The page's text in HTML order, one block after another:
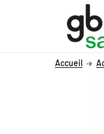
Accueil